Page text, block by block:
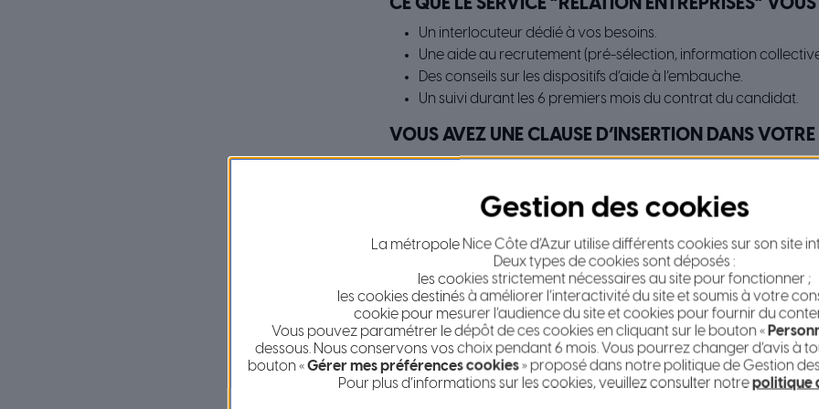
CE QUE LE SERVICE “RELATION ENTREPRISES”
Un interlocuteur dédié à vos besoins.
Une aide au recrutement (pré-sélection, information
Des conseils sur les dispositifs d’aide à l’embauche.
Un suivi durant les 6 premiers mois du contrat du candidat.
VOUS AVEZ UNE CLAUSE D’INSERTION DANS
Comprendre et appliquer les clauses sociales.
Monter des actions de formation si besoin.
Où nous rencontrer ?
Antenne de Nice centre
4 rue Blacas – 06000 Nice
Tél. : 04 92 47 73 50
177
La métropole Nice Côte d’Azur utilise différents cookies sur son site
Deux types de cookies sont déposés :
les cookies strictement nécessaires au site pour fonctionner ;
les cookies destinés à améliorer l’interactivité du site et soumis à votre
cookie pour mesurer l’audience du site et cookies pour fournir du
Vous pouvez paramétrer le dépôt de ces cookies en cliquant sur le bouton «
dessous. Nous conservons vos choix pendant 6 mois. Vous pourrez changer d’avis à
bouton «Gérer mes préférences cookies» proposé dans notre politique de Gestion
Pour plus d’informations sur les cookies, veuillez consulter notrepolitique